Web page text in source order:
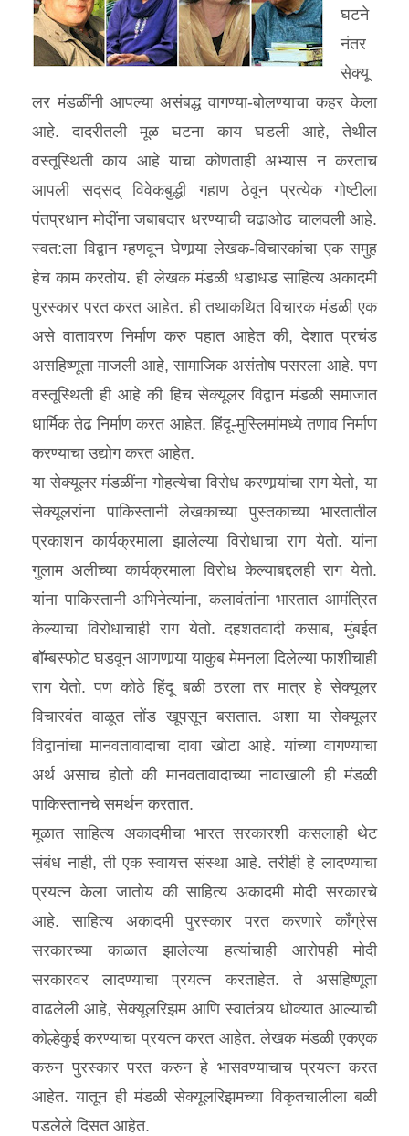
घटने
नंतर
सेक्यू
लर मंडळींनी आपल्या असंबद्ध वागण्या-बोलण्याचा कहर केला
आहे. दादरीतली मूळ घटना काय घडली आहे, तेथील
वस्तूस्थिती काय आहे याचा कोणताही अभ्यास न करताच
आपली सद्सद् विवेकबुद्धी गहाण ठेवून प्रत्येक गोष्टीला
पंतप्रधान मोदींना जबाबदार धरण्याची चढाओढ चालवली आहे.
स्वत:ला विद्वान म्हणवून घेणार्‍या लेखक-विचारकांचा एक समुह
हेच काम करतोय. ही लेखक मंडळी धडाधड साहित्य अकादमी
पुरस्कार परत करत आहेत. ही तथाकथित विचारक मंडळी एक
असे वातावरण निर्माण करु पहात आहेत की, देशात प्रचंड
असहिष्णूता माजली आहे, सामाजिक असंतोष पसरला आहे. पण
वस्तूस्थिती ही आहे की हिच सेक्यूलर विद्वान मंडळी समाजात
धार्मिक तेढ निर्माण करत आहेत. हिंदू-मुस्लिमांमध्ये तणाव निर्माण
करण्याचा उद्योग करत आहेत.
या सेक्यूलर मंडळींना गोहत्येचा विरोध करणार्‍यांचा राग येतो, या
सेक्यूलरांना पाकिस्तानी लेखकाच्या पुस्तकाच्या भारतातील
प्रकाशन कार्यक्रमाला झालेल्या विरोधाचा राग येतो. यांना
गुलाम अलीच्या कार्यक्रमाला विरोध केल्याबद्दलही राग येतो.
यांना पाकिस्तानी अभिनेत्यांना, कलावंतांना भारतात आमंत्रित
केल्याचा विरोधाचाही राग येतो. दहशतवादी कसाब, मुंबईत
बॉम्बस्फोट घडवून आणणार्‍या याकुब मेमनला दिलेल्या फाशीचाही
राग येतो. पण कोठे हिंदू बळी ठरला तर मात्र हे सेक्यूलर
विचारवंत वाळूत तोंड खूपसून बसतात. अशा या सेक्यूलर
विद्वानांचा मानवतावादाचा दावा खोटा आहे. यांच्या वागण्याचा
अर्थ असाच होतो की मानवतावादाच्या नावाखाली ही मंडळी
पाकिस्तानचे समर्थन करतात.
मूळात साहित्य अकादमीचा भारत सरकारशी कसलाही थेट
संबंध नाही, ती एक स्वायत्त संस्था आहे. तरीही हे लादण्याचा
प्रयत्न केला जातोय की साहित्य अकादमी मोदी सरकारचे
आहे. साहित्य अकादमी पुरस्कार परत करणारे कॉंग्रेस
सरकारच्या काळात झालेल्या हत्यांचाही आरोपही मोदी
सरकारवर लादण्याचा प्रयत्न करताहेत. ते असहिष्णूता
वाढलेली आहे, सेक्यूलरिझम आणि स्वातंत्र्य धोक्यात आल्याची
कोल्हेकुई करण्याचा प्रयत्न करत आहेत. लेखक मंडळी एकएक
करुन पुरस्कार परत करुन हे भासवण्याचाच प्रयत्न करत
आहेत. यातून ही मंडळी सेक्यूलरिझमच्या विकृतचालीला बळी
पडलेले दिसत आहेत.